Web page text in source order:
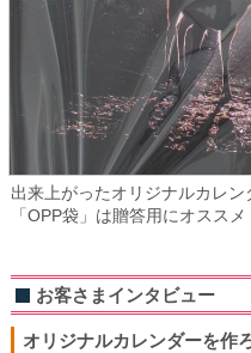
出来上がったオリジナルカレ
「OPP袋」は贈答用にオススメ
お客さまインタビュー
オリジナルカレンダーを作